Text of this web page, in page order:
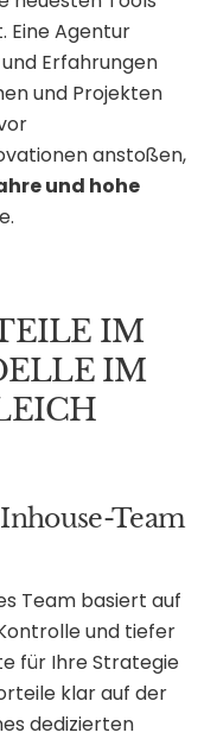
Eine Agentur
Erfahrungen
und Projekten
anstoßen,
und hohe
IM
IM
Team
Team basiert auf
und tiefer
für Ihre Strategie
klar auf der
dedizierten